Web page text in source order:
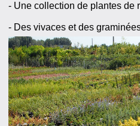
- Une collection de plantes de
- Des vivaces et des